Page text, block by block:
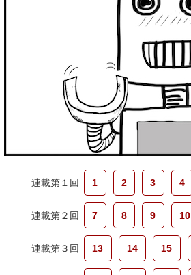
連載第１回 1 2 3 4
連載第２回 7 8 9 10
連載第３回 13 14 15